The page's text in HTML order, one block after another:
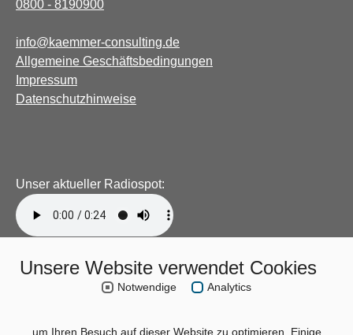
0800 - 8190900
info@kaemmer-consulting.de
Allgemeine Geschäftsbedingungen
Impressum
Datenschutzhinweise
Unser aktueller Radiospot:
Unsere Website verwendet Cookies
Notwendige Analytics
um Ihren Besuch auf dieser Website zu optimieren. Einige